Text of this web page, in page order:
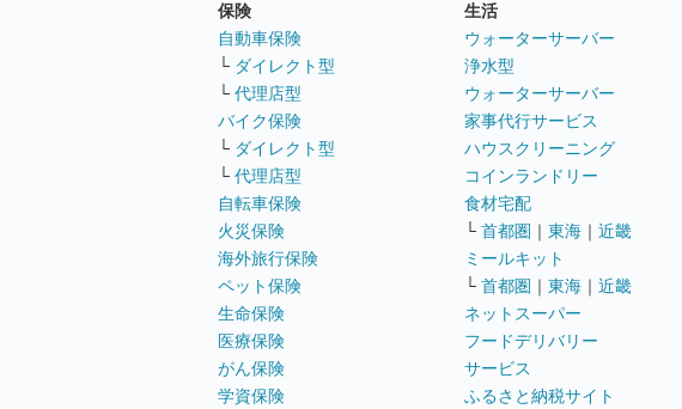
保険
自動車保険
└ ダイレクト型
└ 代理店型
バイク保険
└ ダイレクト型
└ 代理店型
自転車保険
火災保険
海外旅行保険
ペット保険
生命保険
医療保険
がん保険
学資保険
生活
ウォーターサーバー
浄水型
ウォーターサーバー
家事代行サービス
ハウスクリーニング
コインランドリー
食材宅配
└ 首都圏 ｜ 東海 ｜ 近畿
ミールキット
└ 首都圏 ｜ 東海 ｜ 近畿
ネットスーパー
フードデリバリー
サービス
ふるさと納税サイト